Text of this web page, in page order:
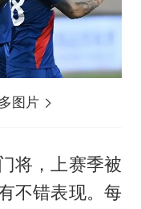
图片
将，上赛季被
不错表现。每